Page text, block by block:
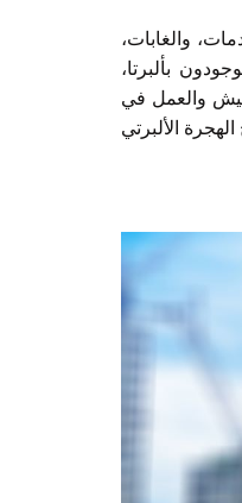
والغابات،
بألبرتا،
والعمل في